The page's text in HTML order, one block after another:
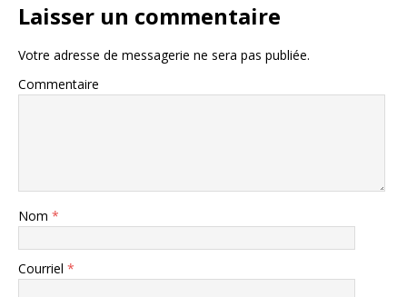
Laisser un commentaire
Votre adresse de messagerie ne sera pas publiée.
Commentaire
Nom *
Courriel *